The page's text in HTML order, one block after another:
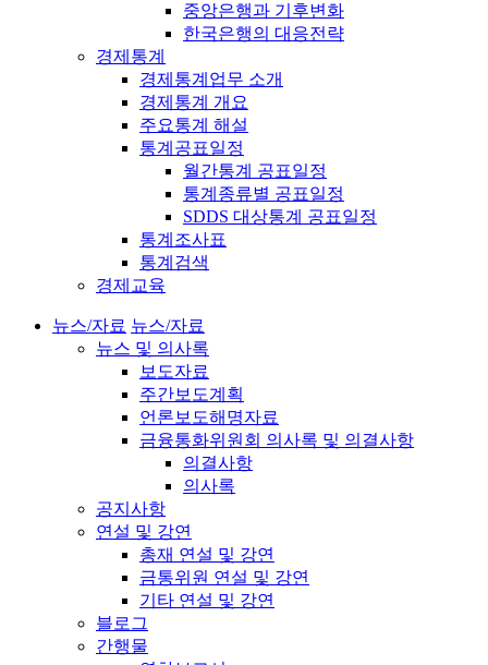
중앙은행과 기후변화
한국은행의 대응전략
경제통계
경제통계업무 소개
경제통계 개요
주요통계 해설
통계공표일정
월간통계 공표일정
통계종류별 공표일정
SDDS 대상통계 공표일정
통계조사표
통계검색
경제교육
뉴스/자료 뉴스/자료
뉴스 및 의사록
보도자료
주간보도계획
언론보도해명자료
금융통화위원회 의사록 및 의결사항
의결사항
의사록
공지사항
연설 및 강연
총재 연설 및 강연
금통위원 연설 및 강연
기타 연설 및 강연
블로그
간행물